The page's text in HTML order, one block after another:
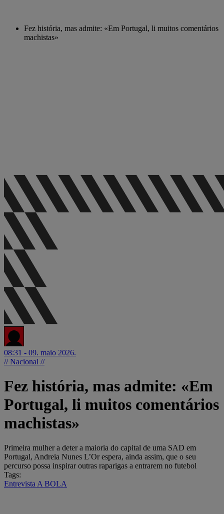
Fez história, mas admite: «Em Portugal, li muitos comentários
machistas»
08:31 - 09. maio 2026.
// Nacional //
Fez história, mas admite: «Em
Portugal, li muitos comentários
machistas»
Primeira mulher a deter a maioria do capital de uma SAD em
Portugal, Andreia Nunes L’Or espera, ainda assim, que o seu
percurso possa inspirar outras raparigas a entrarem no futebol
Tags:
Entrevista A BOLA